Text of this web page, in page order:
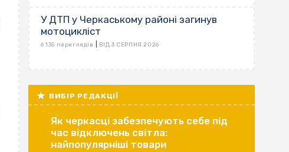
У ДТП у Черкаському районі загинув
мотоцикліст
6 135 переглядів ВІД 3 СЕРПНЯ 2026
ВИБІР РЕДАКЦІЇ
Як черкасці забезпечують себе під
час відключень світла:
найпопулярніші товари